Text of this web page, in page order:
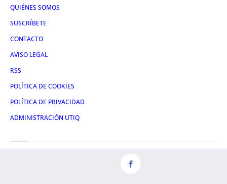
QUIÉNES SOMOS
SUSCRÍBETE
CONTACTO
AVISO LEGAL
RSS
POLÍTICA DE COOKIES
POLÍTICA DE PRIVACIDAD
ADMINISTRACIÓN UTIQ